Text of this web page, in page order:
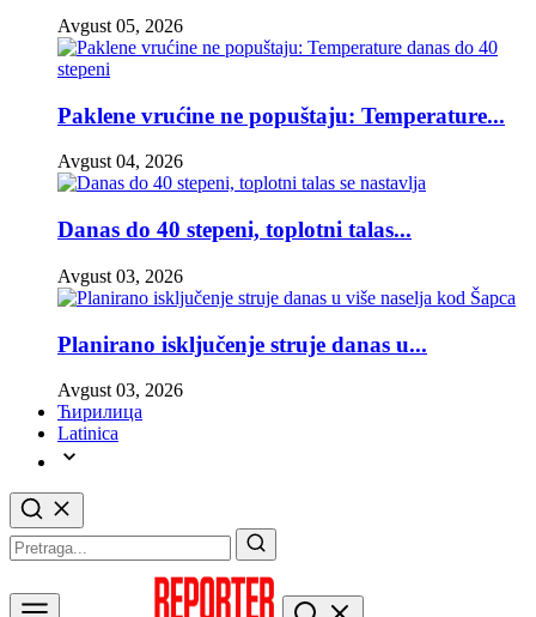
Avgust 05, 2026
Paklene vrućine ne popuštaju: Temperature...
Avgust 04, 2026
Danas do 40 stepeni, toplotni talas...
Avgust 03, 2026
Planirano isključenje struje danas u...
Avgust 03, 2026
Ћирилица
Latinica